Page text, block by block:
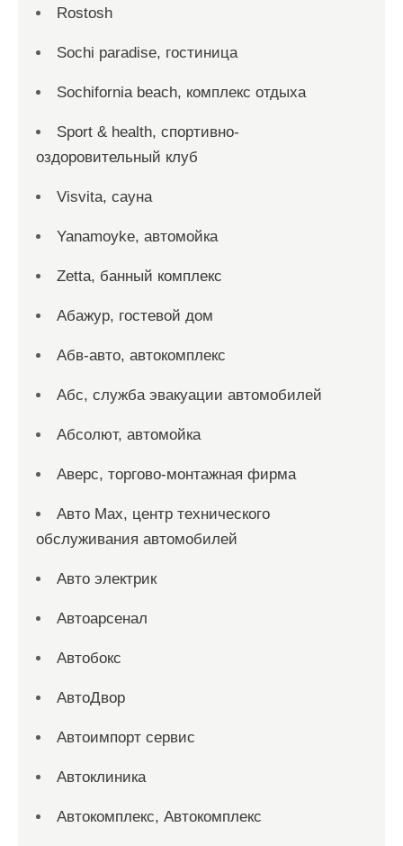
Rostosh
Sochi paradise, гостиница
Sochifornia beach, комплекс отдыха
Sport & health, спортивно-
оздоровительный клуб
Visvita, сауна
Yanamoyke, автомойка
Zetta, банный комплекс
Абажур, гостевой дом
Абв-авто, автокомплекс
Абс, служба эвакуации автомобилей
Абсолют, автомойка
Аверс, торгово-монтажная фирма
Авто Max, центр технического
обслуживания автомобилей
Авто электрик
Автоарсенал
Автобокс
АвтоДвор
Автоимпорт сервис
Автоклиника
Автокомплекс, Автокомплекс